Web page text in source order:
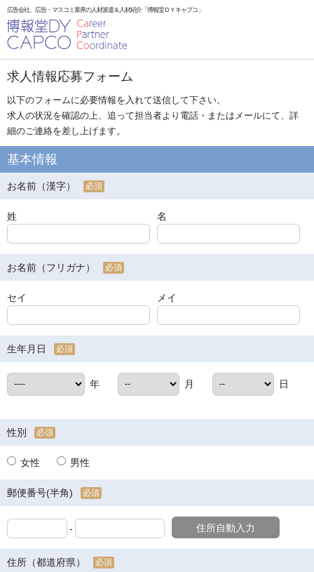
広告会社、広告・マスコミ業界の人材派遣＆人材紹介「博報堂ＤＹキャプコ」
求人情報応募フォーム
以下のフォームに必要情報を入れて送信して下さい。
求人の状況を確認の上、追って担当者より電話・またはメールにて、詳
細のご連絡を差し上げます。
基本情報
お名前（漢字） 必須
姓 名
お名前（フリガナ） 必須
セイ メイ
生年月日 必須
年 月 日
性別 必須
女性 男性
郵便番号(半角) 必須
- 住所自動入力
住所（都道府県） 必須